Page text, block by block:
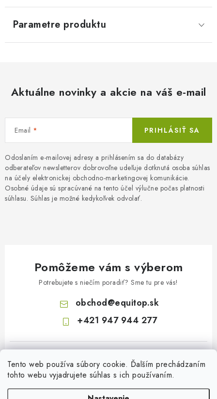
Tento web používa súbory cookie. Ďalším prechádzaním
tohto webu vyjadrujete súhlas s ich používaním.
Parametre produktu
Aktuálne novinky a akcie na váš e-mail
Email
Odoslaním e-mailovej adresy a prihlásením sa do databázy
odberateľov newsletterov dobrovoľne udeľuje dotknutá osoba súhlas
na účely elektronickej obchodno-marketingovej komunikácie.
Osobné údaje sú spracúvané na tento účel výlučne počas platnosti
súhlasu. Súhlas je možné kedykoľvek odvolať.
PRIHLÁSIŤ SA
Pomôžeme vám s výberom
Potrebujete s niečím poradiť? Sme tu pre vás!
obchod@equitop.sk
+421 947 944 277